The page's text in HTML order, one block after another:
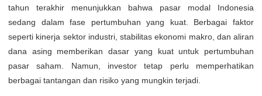
tahun terakhir menunjukkan bahwa pasar modal Indonesia
sedang dalam fase pertumbuhan yang kuat. Berbagai faktor
seperti kinerja sektor industri, stabilitas ekonomi makro, dan aliran
dana asing memberikan dasar yang kuat untuk pertumbuhan
pasar saham. Namun, investor tetap perlu memperhatikan
berbagai tantangan dan risiko yang mungkin terjadi.